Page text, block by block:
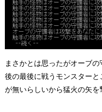
まさかとは思ったがオーブ
後の最後に戦うモンスター
が無いらしいから猛火の矢を